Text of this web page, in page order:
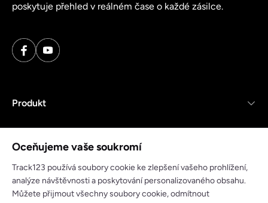
poskytuje přehled v reálném čase o každé zásilce.
Produkt
Zdroje
Oceňujeme vaše soukromí
Track123 používá soubory cookie ke zlepšení vašeho prohlížení,
analýze návštěvnosti a poskytování personalizovaného obsahu.
Můžete přijmout všechny soubory cookie, odmítnout